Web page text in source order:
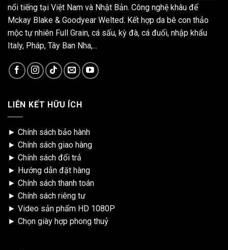
nổi tiếng tại Việt Nam và Nhật Bản. Công nghệ khâu đế
Mckay Blake & Goodyear Welted. Kết hợp da bê con thảo
mộc tự nhiên Full Grain, cá sấu, kỳ đà, cá đuối, nhập khẩu
Italy, Pháp, Tây Ban Nha,...
LIÊN KẾT HỮU ÍCH
► Chính sách bảo hành
► Chính sách giao hàng
► Chính sách đổi trả
► Hướng dẫn đặt hàng
► Chính sách thanh toán
► Chính sách riêng tư
► Video sản phẩm HD 1080P
► Chọn giày hợp phong thuỷ